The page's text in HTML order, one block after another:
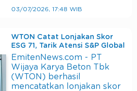
03/07/2026, 17:48 WIB
WTON Catat Lonjakan Skor
ESG 71, Tarik Atensi S&P Global
EmitenNews.com - PT
Wijaya Karya Beton Tbk
(WTON) berhasil
mencatatkan lonjakan skor